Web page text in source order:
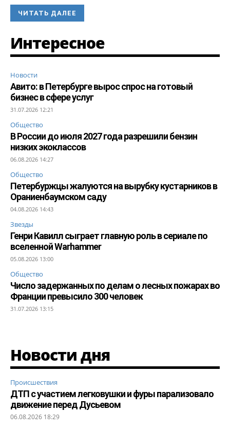
ЧИТАТЬ ДАЛЕЕ
Интересное
Новости
Авито: в Петербурге вырос спрос на готовый
бизнес в сфере услуг
31.07.2026 12:21
Общество
В России до июля 2027 года разрешили бензин
низких экоклассов
06.08.2026 14:27
Общество
Петербуржцы жалуются на вырубку кустарников в
Ораниенбаумском саду
04.08.2026 14:43
Звезды
Генри Кавилл сыграет главную роль в сериале по
вселенной Warhammer
05.08.2026 13:00
Общество
Число задержанных по делам о лесных пожарах во
Франции превысило 300 человек
31.07.2026 13:15
Новости дня
Происшествия
ДТП с участием легковушки и фуры парализовало
движение перед Дусьевом
06.08.2026 18:29